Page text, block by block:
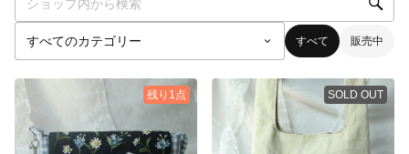
すべて 販売中
残り1点 SOLD OUT